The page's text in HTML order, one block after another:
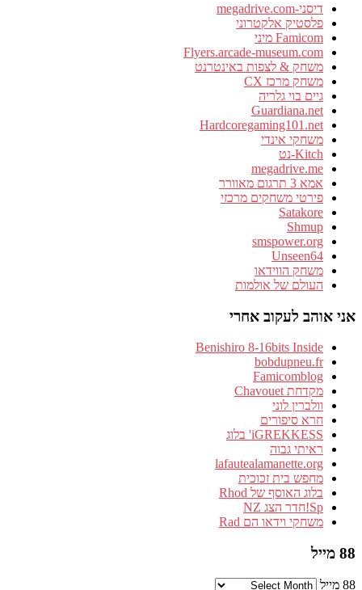
דיסני-megadrive.com
פלסטיק אלקטרוני
Famicom מיני
Flyers.arcade-museum.com
משחק & לצפות באינטרנט
משחק מרכז CX
גיים בוי גלריה
Guardiana.net
Hardcoregaming101.net
משחקי אינדי
Kitch-נט
megadrive.me
אמא 3 תרגום מאוורר
פירטי משחקים מרכזי
Satakore
Shmup
smspower.org
Unseen64
משחק הווידאו
העולם של אולמות
אני אוהב לעקוב אחרי
Benishiro 8-16bits Inside
bobdupneu.fr
Famicomblog
מקדחת Chavouet
וולברין לוני
חרא סיפורים
iGREKKESS' בלוג
ראיתי גבוה
lafautealamanette.org
מחפש בית זכוכית
בלוג האוסף של Rhod
Sp!חדר הצג NZ
משחקי וידאו הם Rad
88 מייל
88 מייל